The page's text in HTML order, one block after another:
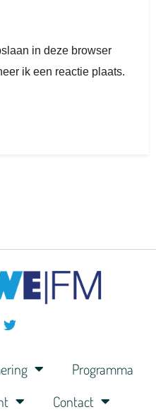
in deze browser
ik een reactie plaats.
Programma
Contact